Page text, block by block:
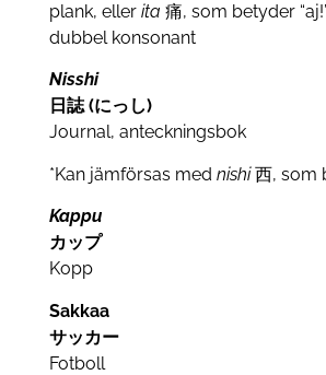
plank, eller ita 痛, som betyder
dubbel konsonant
Nisshi
日誌 (にっし)
Journal, anteckningsbok
*Kan jämförsas med nishi西, som
Kappu
カップ
Kopp
Sakkaa
サッカー
Fotboll